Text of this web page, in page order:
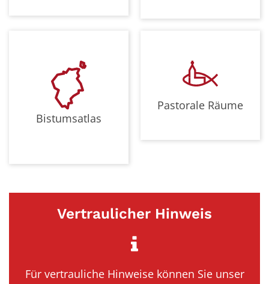
Bistumsatlas
Pastorale Räume
Vertraulicher Hinweis
Für vertrauliche Hinweise können Sie unser